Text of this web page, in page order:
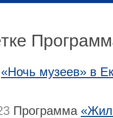
«Ночь музеев» в
Программа